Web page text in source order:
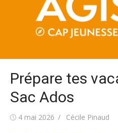
Prépare tes
Sac Ados
Publié4 mai 2026 Auteur/autrice
Cécile Pinaud